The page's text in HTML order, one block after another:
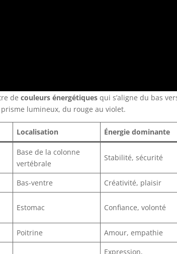
decouleurs énergétiques qui s’aligne du bas
lumineux, du rouge au violet.
Localisation Énergie dominante
Base de la colonne
vertébrale
Stabilité, sécurité
Bas-ventre
Créativité, plaisir
Estomac Confiance, volonté
Poitrine Amour, empathie
Expression,